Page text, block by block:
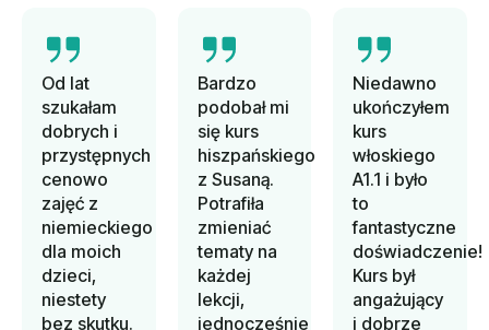
Od lat
szukałam
dobrych i
przystępnych
cenowo
zajęć z
niemieckiego
dla moich
dzieci,
niestety
bez skutku.
Bardzo
podobał mi
się kurs
hiszpańskiego
z Susaną.
Potrafiła
zmieniać
tematy na
każdej
lekcji,
jednocześnie
Niedawno
ukończyłem
kurs
włoskiego
A1.1 i było
to
fantastyczne
doświadczenie!
Kurs był
angażujący
i dobrze